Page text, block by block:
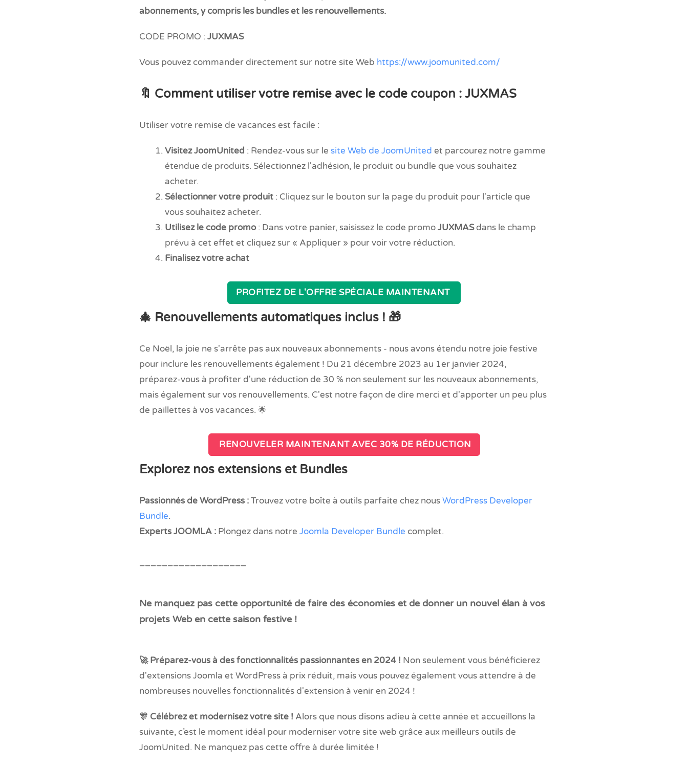
abonnements, y compris les bundles et les renouvellements.
CODE PROMO : JUXMAS
Vous pouvez commander directement sur notre site Web https://www.joomunited.com/
🔖 Comment utiliser votre remise avec le code coupon : JUXMAS
Utiliser votre remise de vacances est facile :
Visitez JoomUnited : Rendez-vous sur le site Web de JoomUnited et parcourez notre gamme
étendue de produits. Sélectionnez l'adhésion, le produit ou bundle que vous souhaitez
acheter.
Sélectionner votre produit : Cliquez sur le bouton sur la page du produit pour l'article que
vous souhaitez acheter.
Utilisez le code promo: Dans votre panier, saisissez le code promoJUXMASdans le champ
prévu à cet effet et cliquez sur « Appliquer » pour voir votre réduction.
Finalisez votre achat
PROFITEZ DE L'OFFRE SPÉCIALE MAINTENANT
🎄 Renouvellements automatiques inclus ! 🎁
Ce Noël, la joie ne s'arrête pas aux nouveaux abonnements - nous avons étendu notre joie festive
pour inclure les renouvellements également ! Du 21 décembre 2023 au 1er janvier 2024,
préparez-vous à profiter d'une réduction de 30 % non seulement sur les nouveaux abonnements,
mais également sur vos renouvellements. C'est notre façon de dire merci et d'apporter un peu plus
de paillettes à vos vacances. 🌟
RENOUVELER MAINTENANT AVEC 30% DE RÉDUCTION
Explorez nos extensions et Bundles
Passionnés de WordPress :Trouvez votre boîte à outils parfaite chez nousWordPress Developer
Bundle.
Experts JOOMLA : Plongez dans notre Joomla Developer Bundle complet.
Ne manquez pas cette opportunité de faire des économies et de donner un nouvel élan à vos
projets Web en cette saison festive !
🚀 Préparez-vous à des fonctionnalités passionnantes en 2024 ! Non seulement vous bénéficierez
d'extensions Joomla et WordPress à prix réduit, mais vous pouvez également vous attendre à de
nombreuses nouvelles fonctionnalités d'extension à venir en 2024 !
🎊 Célébrez et modernisez votre site ! Alors que nous disons adieu à cette année et accueillons la
suivante, c’est le moment idéal pour moderniser votre site web grâce aux meilleurs outils de
JoomUnited. Ne manquez pas cette offre à durée limitée !